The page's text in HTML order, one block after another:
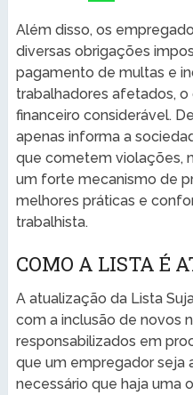
Além disso, os
diversas obrigações
pagamento de multas e
trabalhadores afetados,
financeiro considerável.
apenas informa a
que cometem violações,
um forte mecanismo de
melhores práticas e
trabalhista.
COMO A LISTA É
A atualização da Lista
com a inclusão de novos
responsabilizados em
que um empregador seja
necessário que haja uma